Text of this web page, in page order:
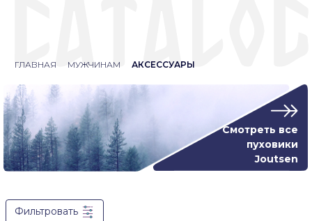
ГЛАВНАЯ МУЖЧИНАМ АКСЕССУАРЫ
Смотреть все
пуховики
Joutsen
Фильтровать